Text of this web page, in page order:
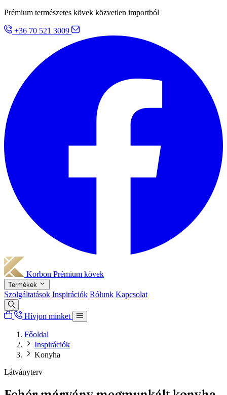
Prémium természetes kövek közvetlen importból
+36 70 521 3009
Korbon Prémium kövek
Termékek
Szolgáltatások Inspirációk Rólunk Kapcsolat
Hívjon minket
Főoldal
Inspirációk
Konyha
Látványterv